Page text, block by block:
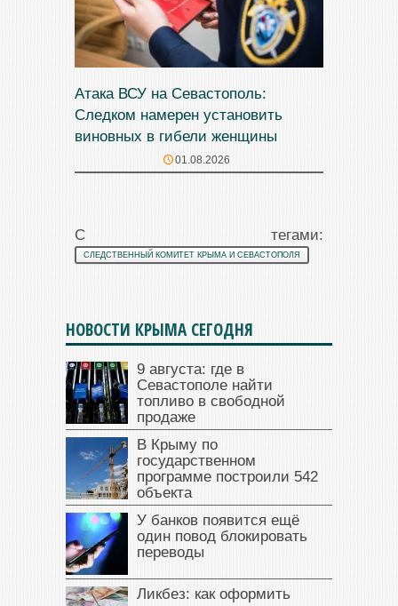
Атака ВСУ на Севастополь:
Следком намерен установить
виновных в гибели женщины
01.08.2026
С тегами:
СЛЕДСТВЕННЫЙ КОМИТЕТ КРЫМА И СЕВАСТОПОЛЯ
НОВОСТИ КРЫМА СЕГОДНЯ
9 августа: где в
Севастополе найти
топливо в свободной
продаже
В Крыму по
государственном
программе построили 542
объекта
У банков появится ещё
один повод блокировать
переводы
Ликбез: как оформить